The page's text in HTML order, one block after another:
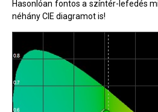
Hasonlóan fontos a színtér-lefedés
néhány CIE diagramot is!